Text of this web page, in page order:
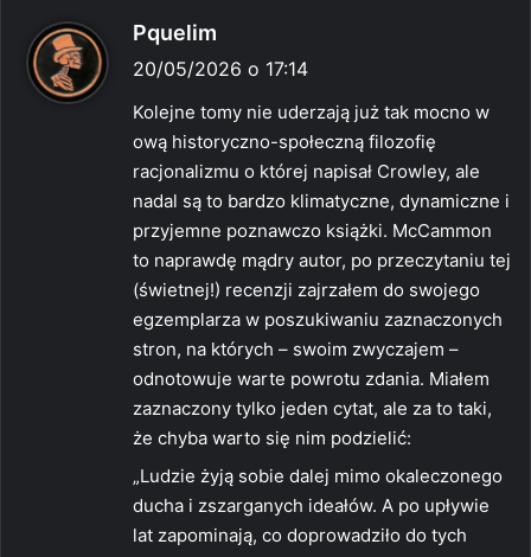
Pquelim
i
e
:
20/05/2026 o 17:14
Kolejne tomy nie uderzają już tak mocno w
ową historyczno-społeczną filozofię
racjonalizmu o której napisał Crowley, ale
nadal są to bardzo klimatyczne, dynamiczne i
przyjemne poznawczo książki. McCammon
to naprawdę mądry autor, po przeczytaniu tej
(świetnej!) recenzji zajrzałem do swojego
egzemplarza w poszukiwaniu zaznaczonych
stron, na których – swoim zwyczajem –
odnotowuje warte powrotu zdania. Miałem
zaznaczony tylko jeden cytat, ale za to taki,
że chyba warto się nim podzielić:
„Ludzie żyją sobie dalej mimo okaleczonego
ducha i zszarganych ideałów. A po upływie
lat zapominają, co doprowadziło do tych